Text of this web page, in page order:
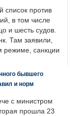
список против
в том числе
и шесть судов.
Там заявили,
режиме, санкции
бывшего
и норм
с министром
прошла 23